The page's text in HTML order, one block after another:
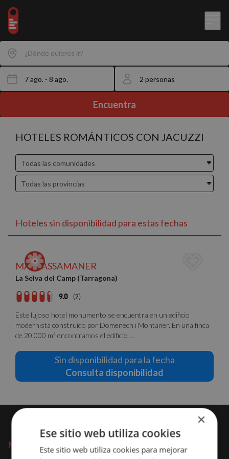
¿Dónde quieres ir?
Encuentra
HOTELES ROMÁNTICOS CON JACUZZI
Hoteles sin disponibilidad para estas fechas
MAS PASSAMANER
La Selva del Camp (Tarragona)
9.0 (2)
Este lujoso hotel monumento se encuentra en un edificio
modernista construido por Domenech i Montaner. En una finca
de 20.000 m² encontramos el edificio ...
Sin disponibilidad para la fecha
Consulta disponibilidad
NOMOLESTEN
×
Ese sitio web utiliza cookies
Este sitio web utiliza cookies para mejorar